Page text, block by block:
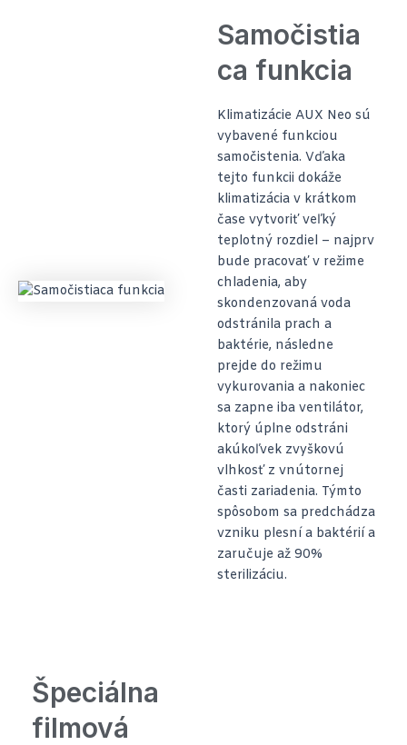
Samočistia
ca funkcia
Klimatizácie AUX Neo sú
vybavené funkciou
samočistenia. Vďaka
tejto funkcii dokáže
klimatizácia v krátkom
čase vytvoriť veľký
teplotný rozdiel – najprv
bude pracovať v režime
chladenia, aby
skondenzovaná voda
odstránila prach a
baktérie, následne
prejde do režimu
vykurovania a nakoniec
sa zapne iba ventilátor,
ktorý úplne odstráni
akúkoľvek zvyškovú
vlhkosť z vnútornej
časti zariadenia. Týmto
spôsobom sa predchádza
vzniku plesní a baktérií a
zaručuje až 90%
sterilizáciu.
Špeciálna
filmová